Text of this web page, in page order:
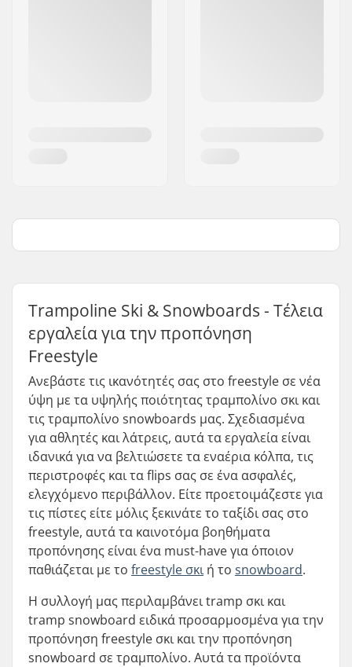
Trampoline Ski & Snowboards - Τέλεια
εργαλεία για την προπόνηση
Freestyle
Ανεβάστε τις ικανότητές σας στο freestyle σε νέα
ύψη με τα υψηλής ποιότητας τραμπολίνο σκι και
τις τραμπολίνο snowboards μας. Σχεδιασμένα
για αθλητές και λάτρεις, αυτά τα εργαλεία είναι
ιδανικά για να βελτιώσετε τα εναέρια κόλπα, τις
περιστροφές και τα flips σας σε ένα ασφαλές,
ελεγχόμενο περιβάλλον. Είτε προετοιμάζεστε για
τις πίστες είτε μόλις ξεκινάτε το ταξίδι σας στο
freestyle, αυτά τα καινοτόμα βοηθήματα
προπόνησης είναι ένα must-have για όποιον
παθιάζεται με το freestyle σκιή το snowboard.
Η συλλογή μας περιλαμβάνει tramp σκι και
tramp snowboard ειδικά προσαρμοσμένα για την
προπόνηση freestyle σκι και την προπόνηση
snowboard σε τραμπολίνο. Αυτά τα προϊόντα